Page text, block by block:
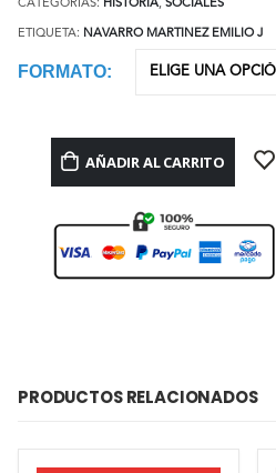
CATEGORÍAS: HISTORIA, SOCIALES
ETIQUETA: NAVARRO MARTINEZ EMILIO J
FORMATO
AÑADIR AL CARRITO
PRODUCTOS RELACIONADOS